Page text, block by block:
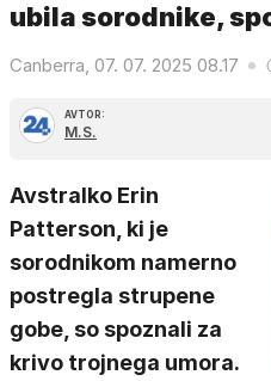
ubila sorodnike,
Canberra, 07. 07. 2025 08.17
AVTOR:
M.S.
Avstralko Erin
Patterson, ki je
sorodnikom namerno
postregla strupene
gobe, so spoznali za
krivo trojnega umora.